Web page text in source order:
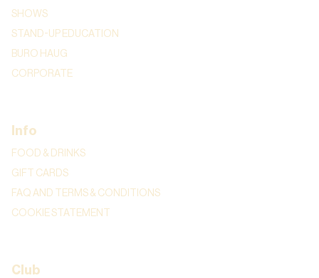
SHOWS
STAND-UP EDUCATION
BURO HAUG
CORPORATE
Info
FOOD & DRINKS
GIFT CARDS
FAQ AND TERMS & CONDITIONS
COOKIE STATEMENT
Club